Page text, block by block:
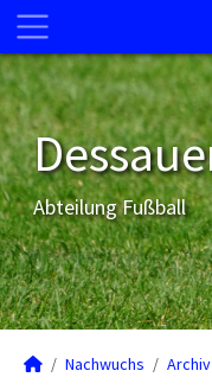
Abteilung Fußball
Nachwuchs Archiv